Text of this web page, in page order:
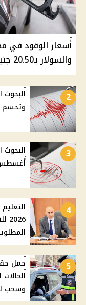
والسولار بـ20.50 جنيه
2
وتحسم
3
4
5
حمل
وسحب